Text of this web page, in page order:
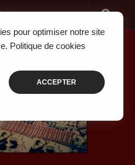
pour optimiser notre site
Politique de cookies
ACCEPTER